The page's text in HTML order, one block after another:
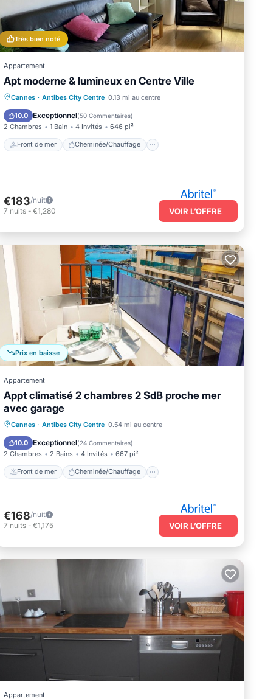
Très bien noté
Appartement
Apt moderne & lumineux en Centre Ville
Cannes · Antibes City Centre 0.13 mi au centre
10.0 Exceptionnel(50 Commentaires)
2 Chambres 1 Bain 4 Invités 646 pi²
Front de mer Cheminée/Chauffage
Front de mer
Cheminée/Chauffage
Vue sur l’océan
Balcon/Terrasse
€183/nuit
7 nuits - €1,280 VOIR L’OFFRE
Prix en baisse
Appartement
Appt climatisé 2 chambres 2 SdB proche mer
avec garage
Cannes · Antibes City Centre 0.54 mi au centre
10.0 Exceptionnel(24 Commentaires)
2 Chambres 2 Bains 4 Invités 667 pi²
Front de mer Cheminée/Chauffage
Front de mer
Cheminée/Chauffage
Vue sur l’océan
Balcon/Terrasse
€168/nuit
7 nuits - €1,175 VOIR L’OFFRE
Appartement